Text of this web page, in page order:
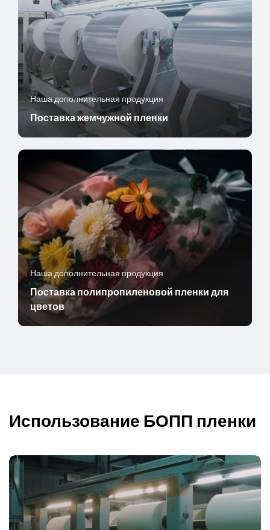
Наша дополнительная продукция
Поставка жемчужной пленки
Наша дополнительная продукция
Поставка полипропиленовой пленки для
цветов
Использование БОПП пленки